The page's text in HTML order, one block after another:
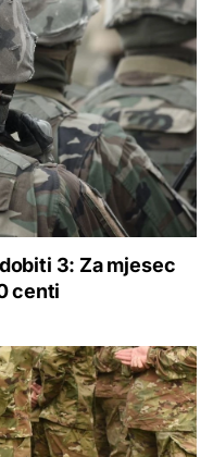
3: Za mjesec
centi